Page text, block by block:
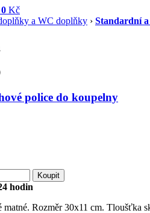
0 Kč
a WC doplňky › Standardní
police do koupelny
Koupit
hodin
matné. Rozměr 30x11 cm. Tloušťka